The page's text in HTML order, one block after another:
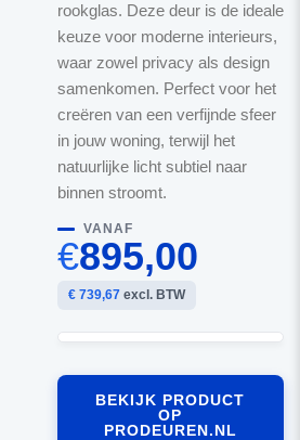
rookglas. Deze deur is de ideale
keuze voor moderne interieurs,
waar zowel privacy als design
samenkomen. Perfect voor het
creëren van een verfijnde sfeer
in jouw woning, terwijl het
natuurlijke licht subtiel naar
binnen stroomt.
VANAF
€895,00
€ 739,67excl. BTW
BEKIJK PRODUCT
OP
PRODEUREN.NL